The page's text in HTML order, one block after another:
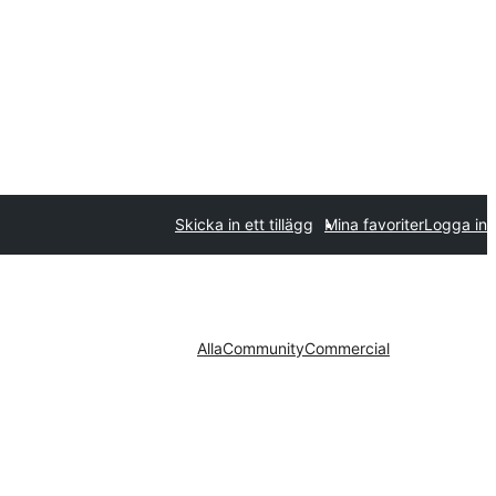
Skicka in ett tillägg Mina favoriterLogga in
AllaCommunityCommercial